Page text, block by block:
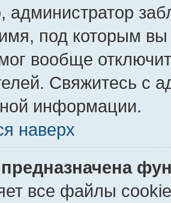
администратор
под которым вы
вообще
Свяжитесь с
информации.
наверх
все файлы